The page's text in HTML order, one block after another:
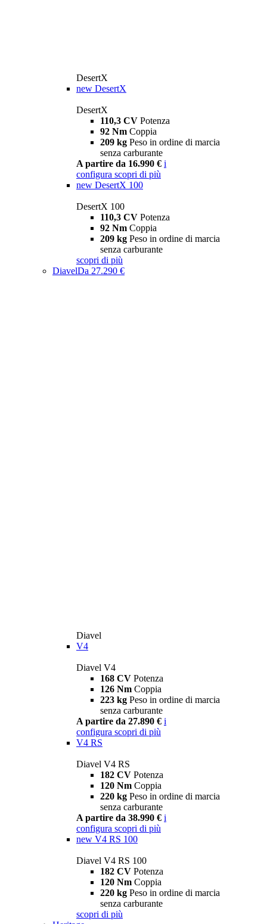
DesertX
new DesertX
DesertX
110,3 CV Potenza
92 Nm Coppia
209 kg Peso in ordine di marcia
senza carburante
A partire da 16.990 € i
configura scopri di più
new DesertX 100
DesertX 100
110,3 CV Potenza
92 Nm Coppia
209 kg Peso in ordine di marcia
senza carburante
scopri di più
DiavelDa 27.290 €
Diavel
V4
Diavel V4
168 CV Potenza
126 Nm Coppia
223 kg Peso in ordine di marcia
senza carburante
A partire da 27.890 € i
configura scopri di più
V4 RS
Diavel V4 RS
182 CV Potenza
120 Nm Coppia
220 kg Peso in ordine di marcia
senza carburante
A partire da 38.990 € i
configura scopri di più
new V4 RS 100
Diavel V4 RS 100
182 CV Potenza
120 Nm Coppia
220 kg Peso in ordine di marcia
senza carburante
scopri di più